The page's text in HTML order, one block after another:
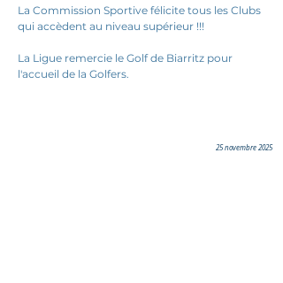
La Commission Sportive félicite tous les Clubs
qui accèdent au niveau supérieur !!!
La Ligue remercie le Golf de Biarritz pour
l'accueil de la Golfers.
25 novembre 2025